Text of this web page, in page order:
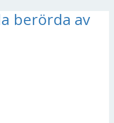
berörda av